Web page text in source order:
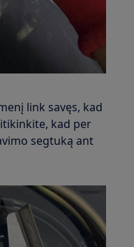
link savęs, kad
kad per
segtuką ant